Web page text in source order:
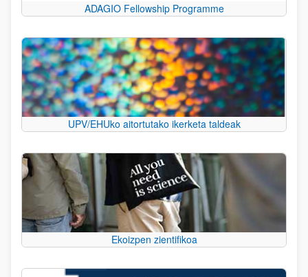
ADAGIO Fellowship Programme
UPV/EHUko aitortutako ikerketa taldeak
Ekoizpen zientifikoa